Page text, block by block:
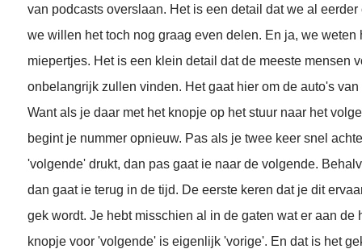
van podcasts overslaan. Het is een detail dat we al eerder
we willen het toch nog graag even delen. En ja, we weten
miepertjes. Het is een klein detail dat de meeste mensen
onbelangrijk zullen vinden. Het gaat hier om de auto's
Want als je daar met het knopje op het stuur naar het
begint je nummer opnieuw. Pas als je twee keer snel
'volgende' drukt, dan pas gaat ie naar de volgende.
dan gaat ie terug in de tijd. De eerste keren dat je dit
gek wordt. Je hebt misschien al in de gaten wat er aan de
knopje voor 'volgende' is eigenlijk 'vorige'. En dat is het